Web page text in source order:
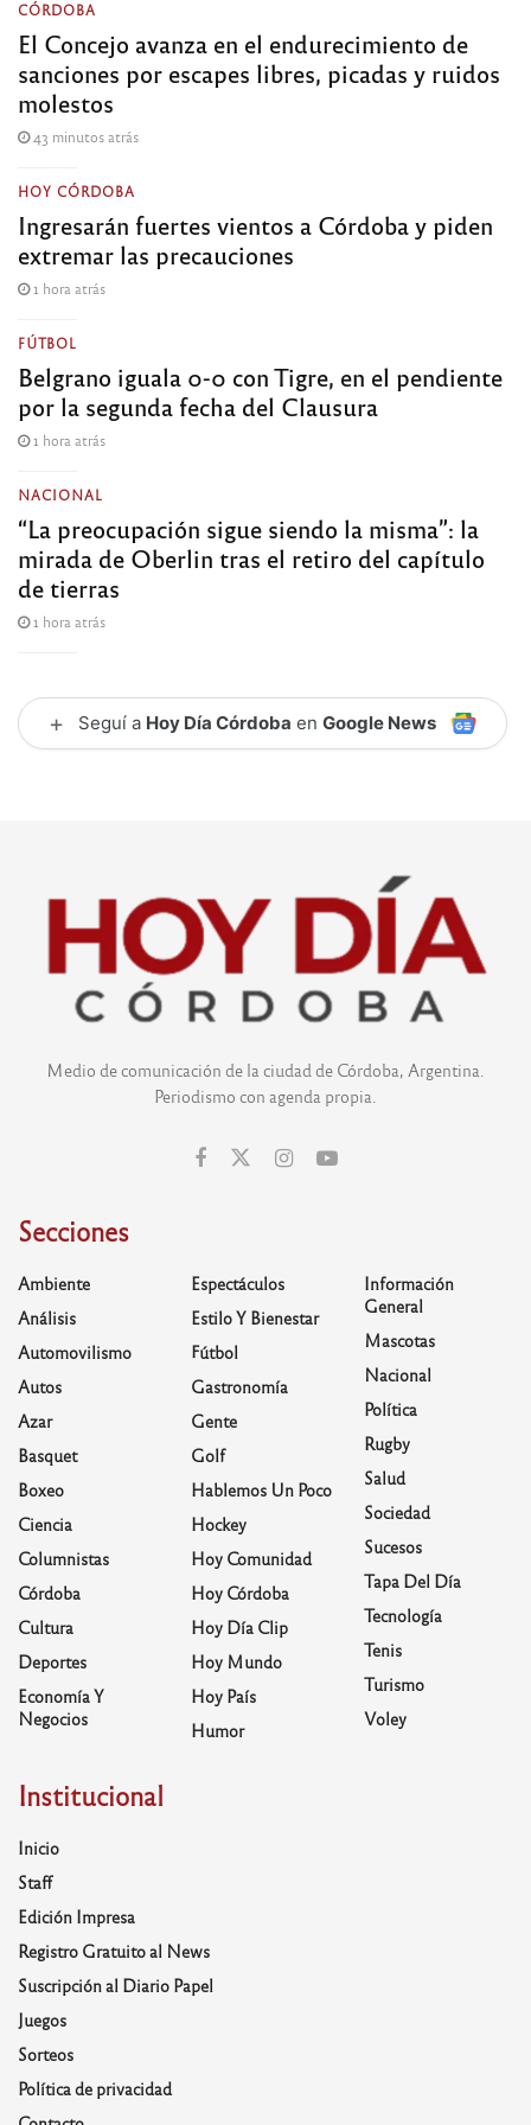
CÓRDOBA
El Concejo avanza en el endurecimiento de
sanciones por escapes libres, picadas y ruidos
molestos
43 minutos atrás
HOY CÓRDOBA
Ingresarán fuertes vientos a Córdoba y piden
extremar las precauciones
1 hora atrás
FÚTBOL
Belgrano iguala 0-0 con Tigre, en el pendiente
por la segunda fecha del Clausura
1 hora atrás
NACIONAL
“La preocupación sigue siendo la misma”: la
mirada de Oberlin tras el retiro del capítulo
de tierras
1 hora atrás
+ Seguí a Hoy Día Córdoba en Google News
Medio de comunicación de la ciudad de Córdoba, Argentina.
Periodismo con agenda propia.
Secciones
Ambiente
Análisis
Automovilismo
Autos
Azar
Basquet
Boxeo
Ciencia
Columnistas
Córdoba
Cultura
Deportes
Economía Y
Negocios
Espectáculos
Estilo Y Bienestar
Fútbol
Gastronomía
Gente
Golf
Hablemos Un Poco
Hockey
Hoy Comunidad
Hoy Córdoba
Hoy Día Clip
Hoy Mundo
Hoy País
Humor
Información
General
Mascotas
Nacional
Política
Rugby
Salud
Sociedad
Sucesos
Tapa Del Día
Tecnología
Tenis
Turismo
Voley
Institucional
Inicio
Staff
Edición Impresa
Registro Gratuito al News
Suscripción al Diario Papel
Juegos
Sorteos
Política de privacidad